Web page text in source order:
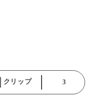
クリップ 3